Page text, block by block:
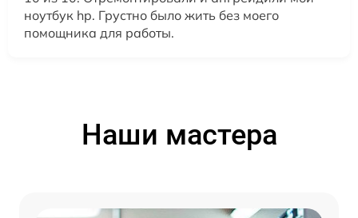
ноутбук hp. Грустно было жить без моего
помощника для работы.
Наши мастера